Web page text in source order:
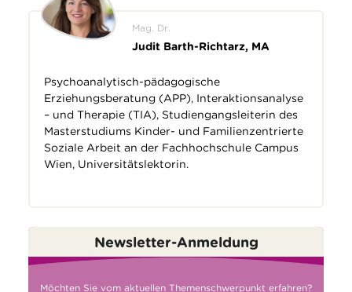
Mag. Dr.
Judit Barth-Richtarz, MA
Psychoanalytisch-pädagogische
Erziehungsberatung (APP), Interaktionsanalyse
– und Therapie (TIA), Studiengangsleiterin des
Masterstudiums Kinder- und Familienzentrierte
Soziale Arbeit an der Fachhochschule Campus
Wien, Universitätslektorin.
Newsletter-Anmeldung
Möchten Sie vom aktuellen Themenschwerpunkt erfahren?